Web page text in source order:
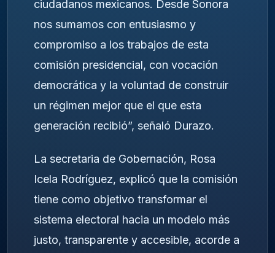
ciudadanos mexicanos. Desde Sonora
nos sumamos con entusiasmo y
compromiso a los trabajos de esta
comisión presidencial, con vocación
democrática y la voluntad de construir
un régimen mejor que el que esta
generación recibió”, señaló Durazo.
La secretaria de Gobernación, Rosa
Icela Rodríguez, explicó que la comisión
tiene como objetivo transformar el
sistema electoral hacia un modelo más
justo, transparente y accesible, acorde a